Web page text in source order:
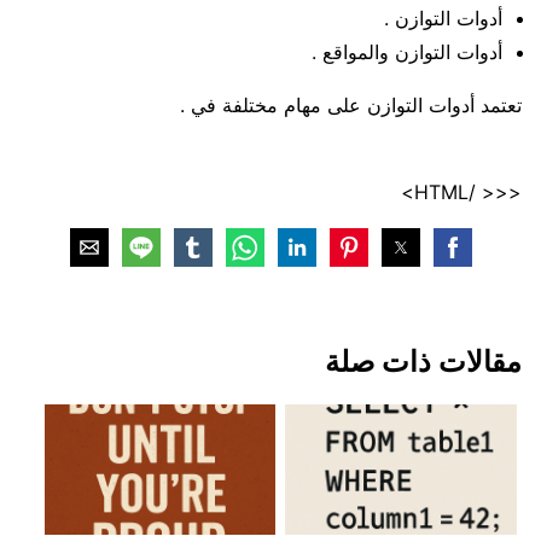
أدوات التوازن .
أدوات التوازن والمواقع .
تعتمد أدوات التوازن على مهام مختلفة في .
<<< /HTML>
مقالات ذات صلة